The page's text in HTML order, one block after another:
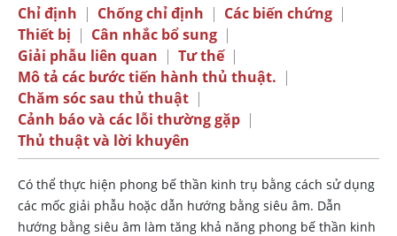
Chỉ định | Chống chỉ định | Các biến chứng |
Thiết bị | Cân nhắc bổ sung |
Giải phẫu liên quan | Tư thế |
Mô tả các bước tiến hành thủ thuật. |
Chăm sóc sau thủ thuật |
Cảnh báo và các lỗi thường gặp |
Thủ thuật và lời khuyên
Có thể thực hiện phong bế thần kinh trụ bằng cách sử dụng
các mốc giải phẫu hoặc dẫn hướng bằng siêu âm. Dẫn
hướng bằng siêu âm làm tăng khả năng phong bế thần kinh